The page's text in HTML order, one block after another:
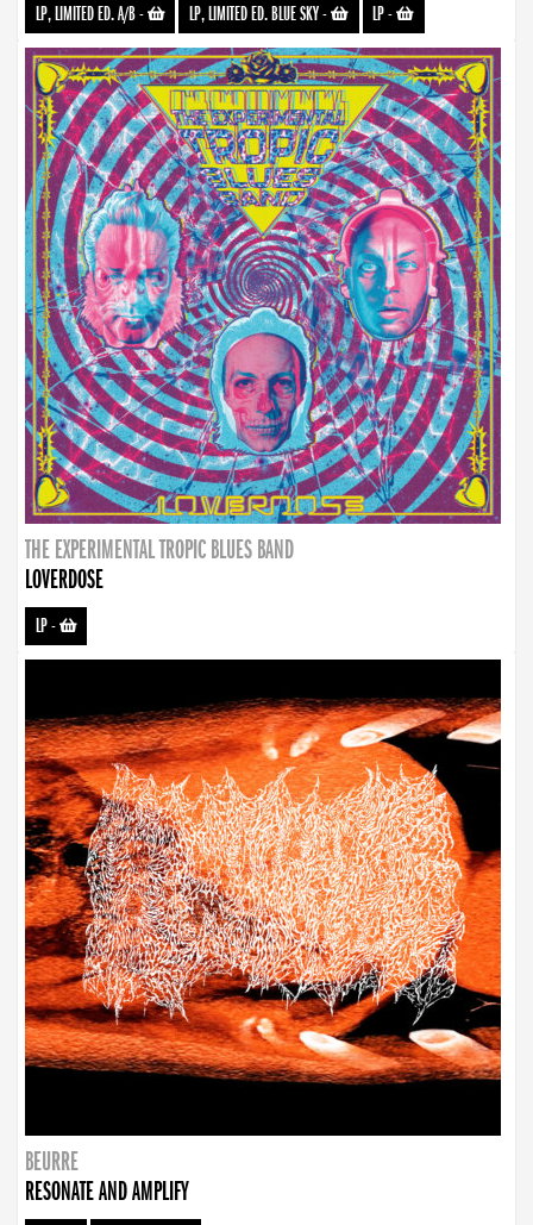
LP, LIMITED ED. A/B- LP, LIMITED ED. BLUE SKY- LP-
THE EXPERIMENTAL TROPIC BLUES BAND
LOVERDOSE
LP-
BEURRE
RESONATE AND AMPLIFY